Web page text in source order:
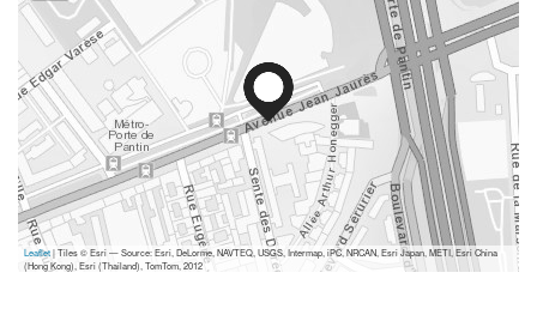
Leaflet| Tiles © Esri — Source: Esri, DeLorme, NAVTEQ, USGS, Intermap, iPC, NRCAN, Esri Japan, METI, Esri China
(Hong Kong), Esri (Thailand), TomTom, 2012